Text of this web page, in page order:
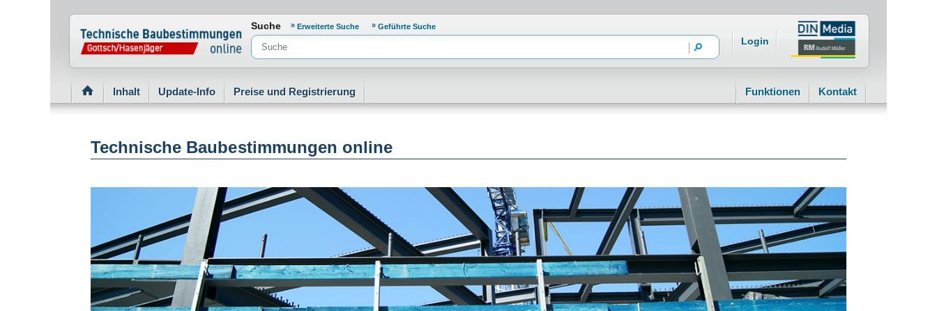
Normenportal Barrierefreiheit
Suche Erweiterte Suche Geführte Suche
Login
Inhalt Update-Info Preise und Registrierung Funktionen Kontakt
Technische Baubestimmungen online